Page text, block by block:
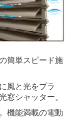
簡単スピード施
風と光をプラ
窓シャッター。
機能満載の電動